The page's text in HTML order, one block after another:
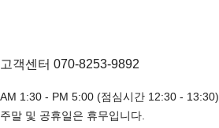
고객센터 070-8253-9892
AM 1:30 - PM 5:00 (점심시간 12:30 - 13:30)
주말 및 공휴일은 휴무입니다.